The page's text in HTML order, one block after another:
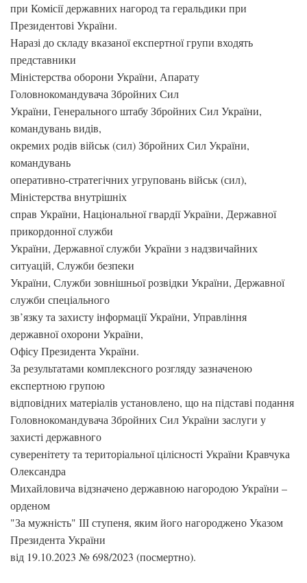
при Комісії державних нагород та геральдики при
Президентові України.
Наразі до складу вказаної експертної групи входять
представники
Міністерства оборони України, Апарату
Головнокомандувача Збройних Сил
України, Генерального штабу Збройних Сил України,
командувань видів,
окремих родів військ (сил) Збройних Сил України,
командувань
оперативно-стратегічних угруповань військ (сил),
Міністерства внутрішніх
справ України, Національної гвардії України, Державної
прикордонної служби
України, Державної служби України з надзвичайних
ситуацій, Служби безпеки
України, Служби зовнішньої розвідки України, Державної
служби спеціального
зв’язку та захисту інформації України, Управління
державної охорони України,
Офісу Президента України.
За результатами комплексного розгляду зазначеною
експертною групою
відповідних матеріалів установлено, що на підставі подання
Головнокомандувача Збройних Сил України заслуги у
захисті державного
суверенітету та територіальної цілісності України Кравчука
Олександра
Михайловича відзначено державною нагородою України –
орденом
"За мужність" ІІІ ступеня, яким його нагороджено Указом
Президента України
від 19.10.2023 № 698/2023 (посмертно).